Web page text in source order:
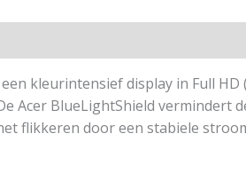
kleurintensief display in Full
Acer BlueLightShield
flikkeren door een stabiele